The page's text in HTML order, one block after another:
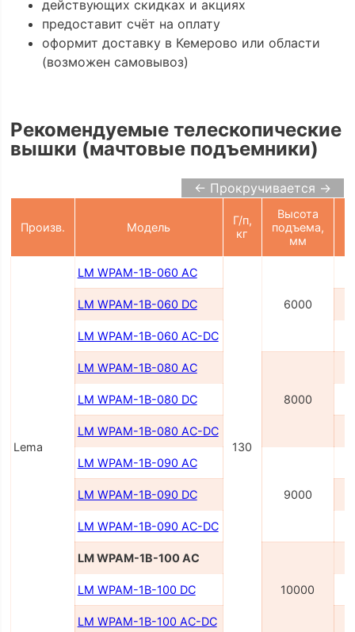
действующих скидках и акциях
предоставит счёт на оплату
оформит доставку в Кемерово или области
(возможен самовывоз)
Рекомендуемые телескопические
вышки (мачтовые подъемники)
← Прокручивается →
Произв. Модель
Г/п,
кг
Высота
подъема,
мм
Lema
LM WPAM-1B-060 AC
130
6000
LM WPAM-1B-060 DC
LM WPAM-1B-060 AC-DC
LM WPAM-1B-080 AC
8000
LM WPAM-1B-080 DC
LM WPAM-1B-080 AC-DC
LM WPAM-1B-090 AC
9000
LM WPAM-1B-090 DC
LM WPAM-1B-090 AC-DC
LM WPAM-1B-100 AC
10000
LM WPAM-1B-100 DC
LM WPAM-1B-100 AC-DC